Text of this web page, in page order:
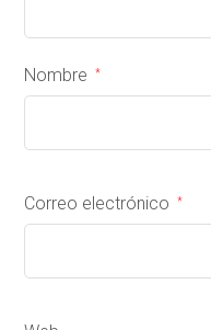
Nombre *
Correo electrónico *